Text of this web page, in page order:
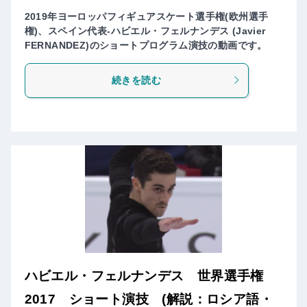
2019年ヨーロッパフィギュアスケート選手権(欧州選手
権)、スペイン代表-ハビエル・フェルナンデス (Javier
FERNANDEZ)のショートプログラム演技の動画です。
続きを読む
ハビエル・フェルナンデス 世界選手権
2017 ショート演技 (解説：ロシア語・